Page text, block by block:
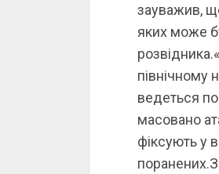
зауважив,
яких може
північному
ведеться
масовано
фіксують у